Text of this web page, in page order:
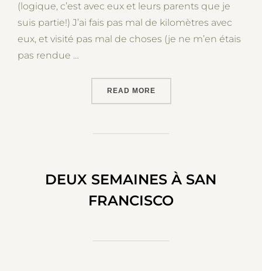
(logique, c’est avec eux et leurs parents que je
suis partie!) J’ai fais pas mal de kilomètres avec
eux, et visité pas mal de choses (je ne m’en étais
pas rendue …
READ MORE“SAN FRANCISCO, AVEC
DEUX SEMAINES À SAN
FRANCISCO